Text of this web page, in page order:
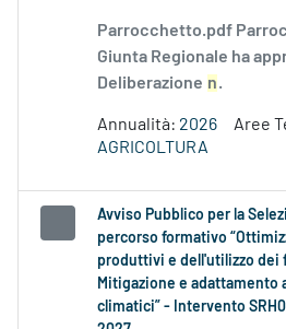
Parrocchetto.pdf
Giunta Regionale ha
Deliberazione n.
Annualità: 2026
Aree
AGRICOLTURA
Avviso Pubblico per la
percorso formativo
produttivi e dell'utilizzo
Mitigazione e adattamento
climatici” - Intervento